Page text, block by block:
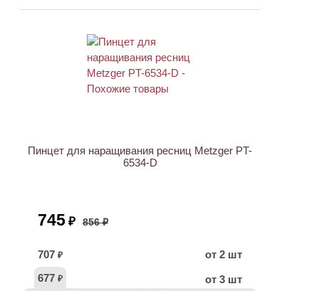
Пинцет для наращивания ресниц Metzger PT-
6534-D
745 ₽ 856 ₽
707 ₽
от 2 шт
677 ₽ от 3 шт